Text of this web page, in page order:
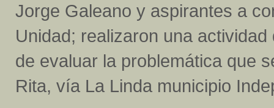
Jorge Galeano y aspirantes a
Unidad; realizaron una
de evaluar la problemática que
Rita, vía La Linda municipio